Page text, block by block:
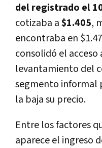
del registrado el
cotizaba a$1.405,
encontraba en
consolidó el
levantamiento del
segmento informal
la baja su precio.
Entre los factores
aparece el ingreso